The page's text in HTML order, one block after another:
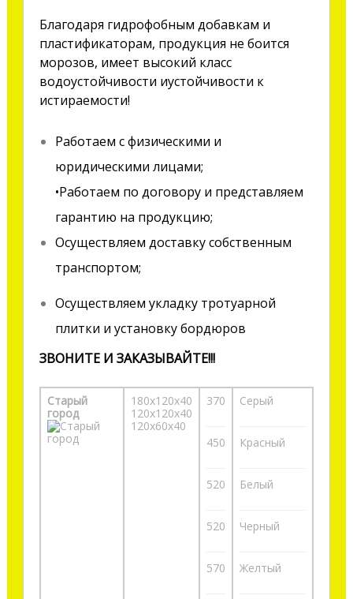
Благодаря гидрофобным добавкам и
пластификаторам, продукция не боится
морозов, имеет высокий класс
водоустойчивости иустойчивости к
истираемости!
Работаем с физическими и
юридическими лицами;
•Работаем по договору и представляем
гарантию на продукцию;
Осуществляем доставку собственным
транспортом;
Осуществляем укладку тротуарной
плитки и установку бордюров
ЗВОНИТЕ И ЗАКАЗЫВАЙТЕ!!!
Старый
город
180х120х40
120х120х40
120х60х40
370
450
520
520
570
Серый
Красный
Белый
Черный
Желтый